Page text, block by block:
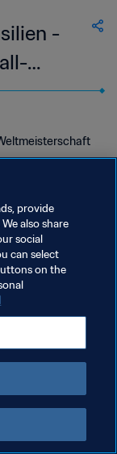
-
provide
also share
social
can select
on the